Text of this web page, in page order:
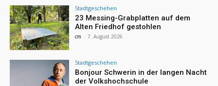
Stadtgeschehen
23 Messing-Grabplatten auf dem
Alten Friedhof gestohlen
cm - 7. August 2026
Stadtgeschehen
Bonjour Schwerin in der langen Nacht
der Volkshochschule